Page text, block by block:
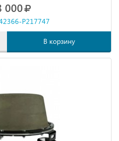
000
P217747
В корзину